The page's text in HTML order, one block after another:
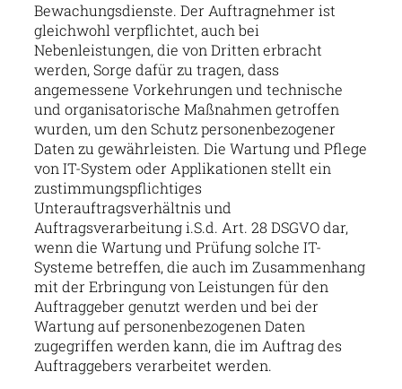
Bewachungsdienste. Der Auftragnehmer ist
gleichwohl verpflichtet, auch bei
Nebenleistungen, die von Dritten erbracht
werden, Sorge dafür zu tragen, dass
angemessene Vorkehrungen und technische
und organisatorische Maßnahmen getroffen
wurden, um den Schutz personenbezogener
Daten zu gewährleisten. Die Wartung und Pflege
von IT-System oder Applikationen stellt ein
zustimmungspflichtiges
Unterauftragsverhältnis und
Auftragsverarbeitung i.S.d. Art. 28 DSGVO dar,
wenn die Wartung und Prüfung solche IT-
Systeme betreffen, die auch im Zusammenhang
mit der Erbringung von Leistungen für den
Auftraggeber genutzt werden und bei der
Wartung auf personenbezogenen Daten
zugegriffen werden kann, die im Auftrag des
Auftraggebers verarbeitet werden.